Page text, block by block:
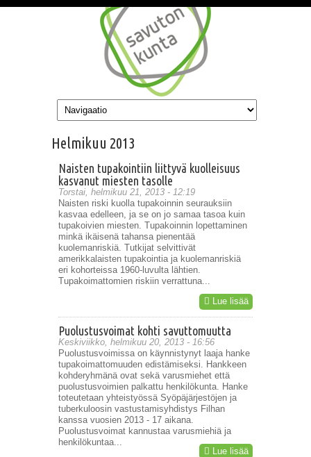
Helmikuu 2013
Naisten tupakointiin liittyvä kuolleisuus
kasvanut miesten tasolle
Torstai, helmikuu 21, 2013 - 12:19
Naisten riski kuolla tupakoinnin seurauksiin
kasvaa edelleen, ja se on jo samaa tasoa kuin
tupakoivien miesten. Tupakoinnin lopettaminen
minkä ikäisenä tahansa pienentää
kuolemanriskiä. Tutkijat selvittivät
amerikkalaisten tupakointia ja kuolemanriskiä
eri kohorteissa 1960-luvulta lähtien.
Tupakoimattomien riskiin verrattuna...
Lue lisää
Puolustusvoimat kohti savuttomuutta
Keskiviikko, helmikuu 20, 2013 - 16:56
Puolustusvoimissa on käynnistynyt laaja hanke
tupakoimattomuuden edistämiseksi. Hankkeen
kohderyhmänä ovat sekä varusmiehet että
puolustusvoimien palkattu henkilökunta. Hanke
toteutetaan yhteistyössä Syöpäjärjestöjen ja
tuberkuloosin vastustamisyhdistys Filhan
kanssa vuosien 2013 - 17 aikana.
Puolustusvoimat kannustaa varusmiehiä ja
henkilökuntaa...
Lue lisää